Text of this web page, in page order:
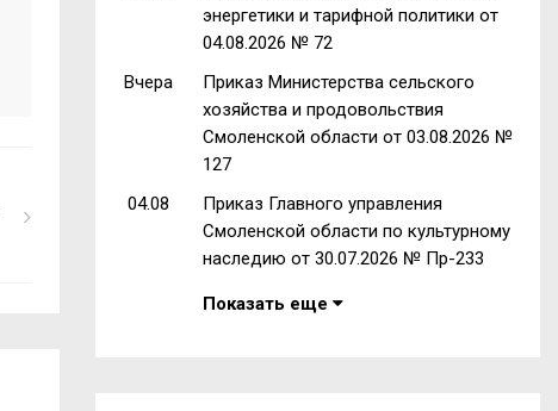
энергетики и тарифной политики от
04.08.2026 № 72
Вчера
Приказ Министерства сельского
хозяйства и продовольствия
Смоленской области от 03.08.2026 №
127
04.08
Приказ Главного управления
Смоленской области по культурному
наследию от 30.07.2026 № Пр-233
Показать еще